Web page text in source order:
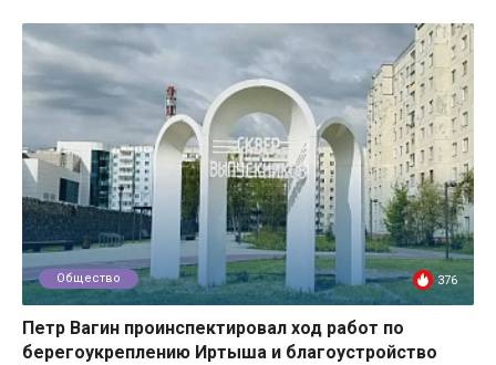
Общество 376
Петр Вагин проинспектировал ход работ по
берегоукреплению Иртыша и благоустройство